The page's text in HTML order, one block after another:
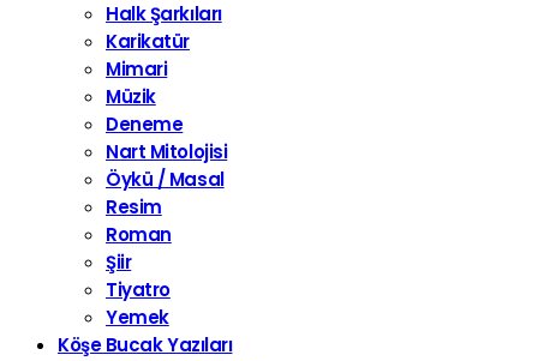
Halk Şarkıları
Karikatür
Mimari
Müzik
Deneme
Nart Mitolojisi
Öykü / Masal
Resim
Roman
Şiir
Tiyatro
Yemek
Köşe Bucak Yazıları